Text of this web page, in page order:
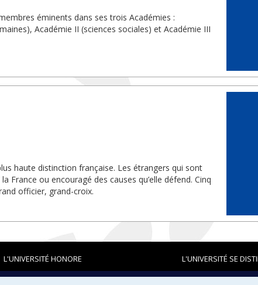
éminents dans ses trois Académies :
Académie II (sciences sociales) et Académie III
haute distinction française. Les étrangers qui sont
France ou encouragé des causes qu’elle défend. Cinq
officier, grand-croix.
L'UNIVERSITÉ HONORE L'UNIVERSITÉ SE